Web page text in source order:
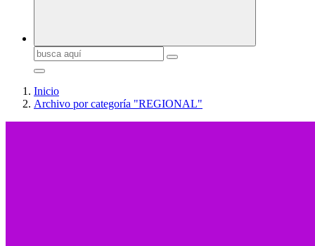
Buscar:
Inicio
Archivo por categoría "REGIONAL"